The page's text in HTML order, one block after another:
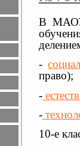
В МАОУ
-
право);
-
-
10-е